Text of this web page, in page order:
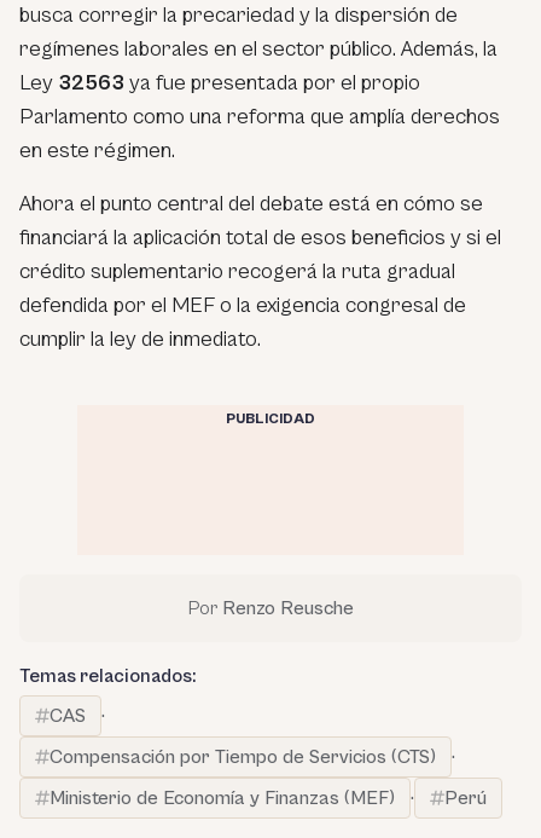
busca corregir la precariedad y la dispersión de
regímenes laborales en el sector público. Además, la
Ley 32563 ya fue presentada por el propio
Parlamento como una reforma que amplía derechos
en este régimen.
Ahora el punto central del debate está en cómo se
financiará la aplicación total de esos beneficios y si el
crédito suplementario recogerá la ruta gradual
defendida por el MEF o la exigencia congresal de
cumplir la ley de inmediato.
PUBLICIDAD
Por Renzo Reusche
Temas relacionados:
CAS
·
Compensación por Tiempo de Servicios (CTS)
·
Ministerio de Economía y Finanzas (MEF)
· Perú